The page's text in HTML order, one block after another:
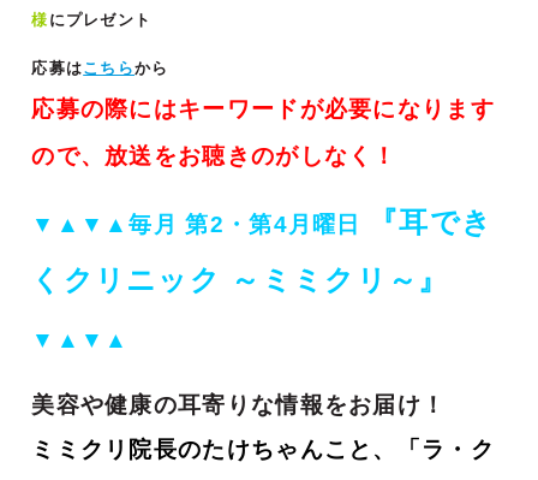
様 にプレゼント
応募はこちらから
応募の際にはキーワードが必要になります
ので、放送をお聴きのがしなく！
▼▲▼▲毎月 第2・第4月曜日
『耳でき
くクリニック ～ミミクリ～』
▼▲▼▲
美容や健康の耳寄りな情報をお届け！
ミミクリ院長のたけちゃんこと、「ラ・ク